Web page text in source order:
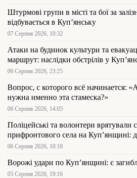
Штурмові групи в місті та бої за
відбувається в Куп’янську
07 Серпня 2026, 10:32
Атаки на будинок культури та
маршрут: наслідки обстрілів у
06 Серпня 2026, 23:25
Вопрос, с которого всё начинается:
нужна именно эта стамеска?»
06 Серпня 2026, 14:05
Поліцейські та волонтери врятували
прифронтового села на Куп’янщині:
06 Серпня 2026, 10:18
Ворожі удари по Куп’янщині: є
05 Серпня 2026, 19:16